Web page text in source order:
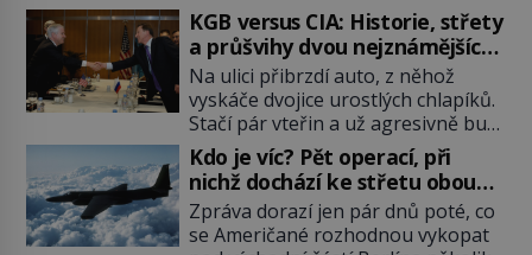
KGB versus CIA: Historie, střety
a průšvihy dvou nejznámějších
tajných služeb historie
Na ulici přibrzdí auto, z něhož
vyskáče dvojice urostlých chlapíků.
Stačí pár vteřin a už agresivně buší
na dveře. O další okamžik později
vlečou nebožáka do auta, a pak už
ho nikdy nikdo nespatří. Dostal se
totiž do rukou všemocné KGB. Jako
sourozenci, kteří si nemohou přijít
Kdo je víc? Pět operací, při
nichž dochází ke střetu obou
tajných služeb
Zpráva dorazí jen pár dnů poté, co
se Američané rozhodnou vykopat